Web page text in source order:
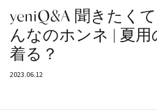
yeniQ&A 聞きたく
んなのホンネ | 夏
着る？
2023.06.12